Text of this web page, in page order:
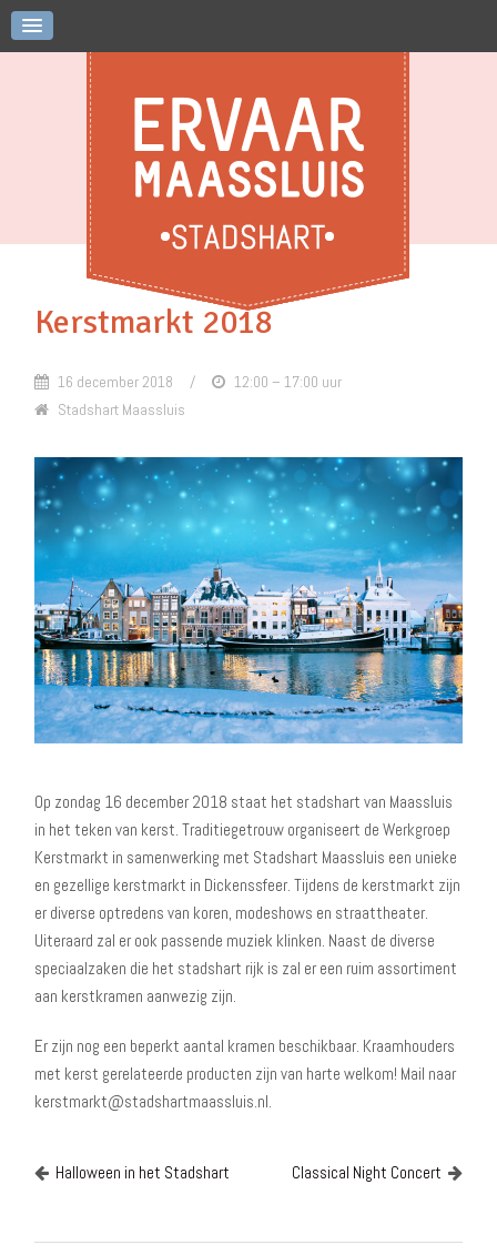
Kerstmarkt 2018
16 december 2018 /
12:00 – 17:00 uur
Stadshart Maassluis
Op zondag 16 december 2018 staat het stadshart van Maassluis
in het teken van kerst. Traditiegetrouw organiseert de Werkgroep
Kerstmarkt in samenwerking met Stadshart Maassluis een unieke
en gezellige kerstmarkt in Dickenssfeer. Tijdens de kerstmarkt zijn
er diverse optredens van koren, modeshows en straattheater.
Uiteraard zal er ook passende muziek klinken. Naast de diverse
speciaalzaken die het stadshart rijk is zal er een ruim assortiment
aan kerstkramen aanwezig zijn.
Er zijn nog een beperkt aantal kramen beschikbaar. Kraamhouders
met kerst gerelateerde producten zijn van harte welkom! Mail naar
kerstmarkt@stadshartmaassluis.nl.
Halloween in het Stadshart Classical Night Concert